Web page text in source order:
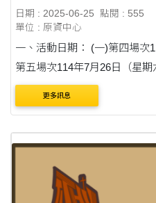
日期 : 2025-06-25
點閱 : 555
單位 : 原資中心
一、活動日期： (一)第四場次
第五場次114年7月26日（星
（星期六） (四)第七場次114
地點：之間跨界平台（臺北市
更多訊息